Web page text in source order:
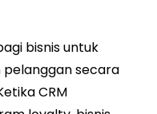
bisnis untuk
secara
CRM